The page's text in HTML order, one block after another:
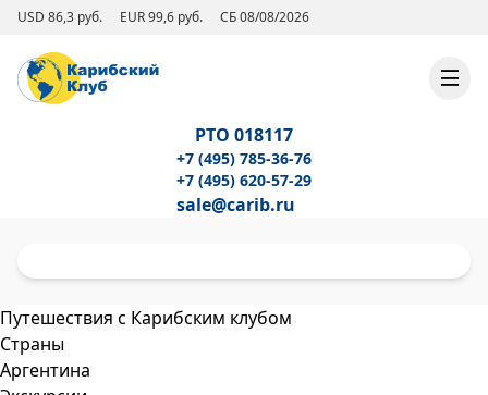
USD 86,3 руб. EUR 99,6 руб. СБ 08/08/2026
РТО 018117
+7 (495) 785-36-76
+7 (495) 620-57-29
sale@carib.ru
Путешествия с Карибским клубом
Страны
Аргентина